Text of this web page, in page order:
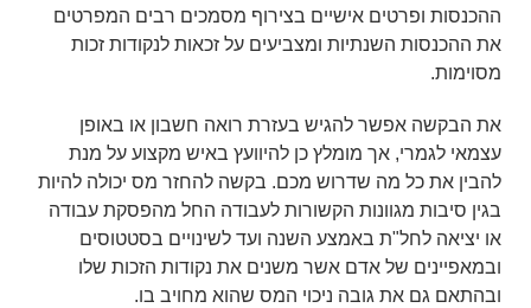
ההכנסות ופרטים אישיים בצירוף מסמכים רבים המפרטים
את ההכנסות השנתיות ומצביעים על זכאות לנקודות זכות
מסוימות.
את הבקשה אפשר להגיש בעזרת רואה חשבון או באופן
עצמאי לגמרי, אך מומלץ כן להיוועץ באיש מקצוע על מנת
להבין את כל מה שדרוש מכם. בקשה להחזר מס יכולה להיות
בגין סיבות מגוונות הקשורות לעבודה החל מהפסקת עבודה
או יציאה לחל"ת באמצע השנה ועד לשינויים בסטטוסים
ובמאפיינים של אדם אשר משנים את נקודות הזכות שלו
ובהתאם גם את גובה ניכוי המס שהוא מחויב בו.